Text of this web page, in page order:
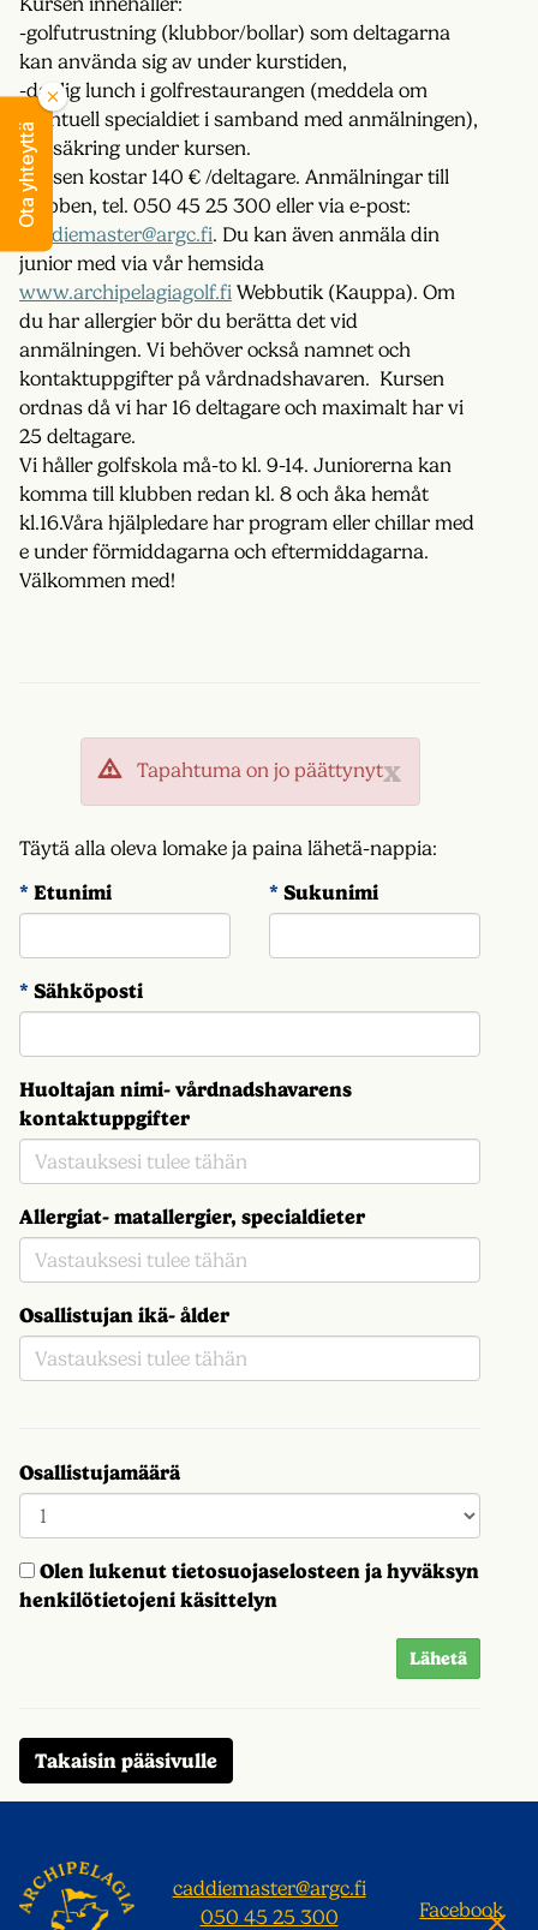
Ota yhteyttä
-golfutrustning (klubbor/bollar) som deltagarna
kan använda sig av under kurstiden,
-daglig lunch i golfrestaurangen (meddela om
eventuell specialdiet i samband med anmälningen),
-försäkring under kursen.
Kursen kostar 140 € /deltagare. Anmälningar till
klubben, tel. 050 45 25 300 eller via e-post:
caddiemaster@argc.fi. Du kan även anmäla din
junior med via vår hemsida
www.archipelagiagolf.fi Webbutik (Kauppa). Om
du har allergier bör du berätta det vid
anmälningen. Vi behöver också namnet och
kontaktuppgifter på vårdnadshavaren. Kursen
ordnas då vi har 16 deltagare och maximalt har vi
25 deltagare.
Vi håller golfskola må-to kl. 9-14. Juniorerna kan
komma till klubben redan kl. 8 och åka hemåt
kl.16.Våra hjälpledare har program eller chillar med
e under förmiddagarna och eftermiddagarna.
Välkommen med!
x
Tapahtuma on jo päättynyt
Täytä alla oleva lomake ja paina lähetä-nappia:
* Etunimi * Sukunimi
* Sähköposti
Huoltajan nimi- vårdnadshavarens
kontaktuppgifter
Allergiat- matallergier, specialdieter
Osallistujan ikä- ålder
Osallistujamäärä
Olen lukenut tietosuojaselosteen ja hyväksyn
henkilötietojeni käsittelyn
Lähetä
Takaisin pääsivulle
caddiemaster@argc.fi
050 45 25 300
Facebook